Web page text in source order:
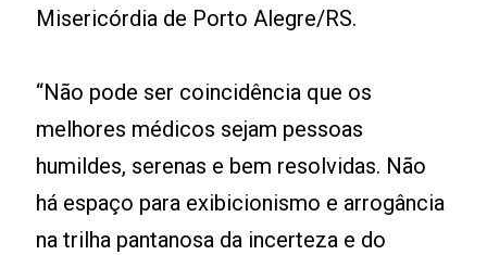
Misericórdia de Porto Alegre/RS.
“Não pode ser coincidência que os
melhores médicos sejam pessoas
humildes, serenas e bem resolvidas. Não
há espaço para exibicionismo e arrogância
na trilha pantanosa da incerteza e do